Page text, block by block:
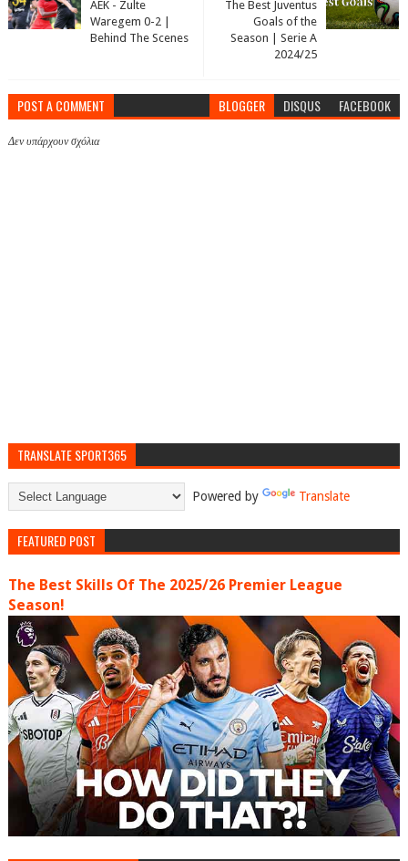
The Best Juventus
Goals of the
Season | Serie A
2024/25
AEK - Zulte
Waregem 0-2 |
Behind The Scenes
POST A COMMENT BLOGGER DISQUS FACEBOOK
Δεν υπάρχουν σχόλια
TRANSLATE SPORT365
Powered by Translate
FEATURED POST
The Best Skills Of The 2025/26 Premier League
Season!